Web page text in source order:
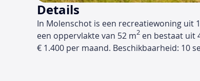
Details
In Molenschot is een recreatiewoning uit
een oppervlakte van 52 m2 en bestaat uit
€ 1.400 per maand. Beschikbaarheid: 10